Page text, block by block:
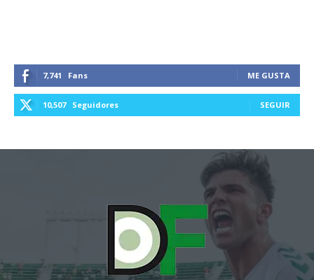
7,741 Fans ME GUSTA
10,507 Seguidores SEGUIR